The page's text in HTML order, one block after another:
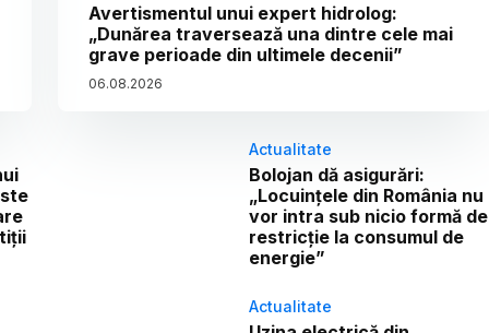
Avertismentul unui expert hidrolog:
„Dunărea traversează una dintre cele mai
grave perioade din ultimele decenii”
06.08.2026
Actualitate
Bolojan dă asigurări:
„Locuințele din România nu
vor intra sub nicio formă de
restricție la consumul de
energie”
Actualitate